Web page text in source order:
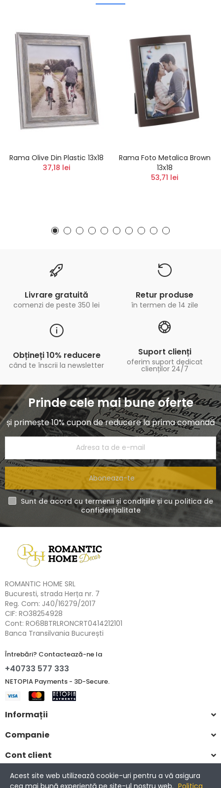
Rama Olive Din Plastic 13x18
37,18 lei
Rama Foto Metalica Brown
13x18
53,71 lei
Livrare gratuită
comenzi de peste 350 lei
Retur produse
în termen de 14 zile
Obțineți 10% reducere
când te înscrii la newsletter
Suport clienți
oferim suport dedicat
clienților 24/7
Prinde cele mai bune oferte
și primește 10% cupon de reducere la prima comandă
Aboneaza-te
Sunt de acord cu termenii și condițiile și cu politica de
confidențialitate
ROMANTIC HOME SRL
Bucuresti, strada Herța nr. 7
Reg. Com: J40/16279/2017
CIF: RO38254928
Cont: RO68BTRLRONCRT0414212101
Banca Transilvania București
Întrebări? Contactează-ne la
+40733 577 333
NETOPIA Payments - 3D-Secure.
Informații
Companie
Cont client
Acest site web utilizează cookie-uri pentru a vă asigura
cea mai bună experiență pe site-ul nostru web. Politica